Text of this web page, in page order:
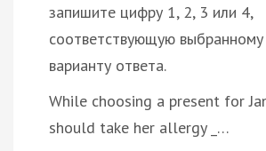
запишите цифру 1, 2, 3 или 4,
соответствующую
варианту ответа.
While choosing a present for
should take her allergy _…